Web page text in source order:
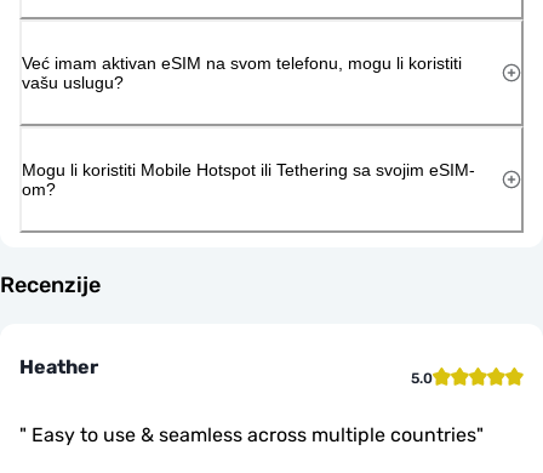
Već imam aktivan eSIM na svom telefonu, mogu li koristiti
vašu uslugu?
Mogu li koristiti Mobile Hotspot ili Tethering sa svojim eSIM-
om?
Recenzije
Heather 5.0
" Easy to use & seamless across multiple countries"